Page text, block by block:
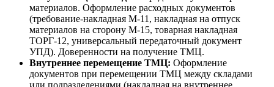
материалов. Оформление расходных документов
(требование-накладная М-11, накладная на отпуск
материалов на сторону М-15, товарная накладная
ТОРГ-12, универсальный передаточный документ
УПД). Доверенности на получение ТМЦ.
Внутреннее перемещение ТМЦ: Оформление
документов при перемещении ТМЦ между складами
или подразделениями (накладная на внутреннее